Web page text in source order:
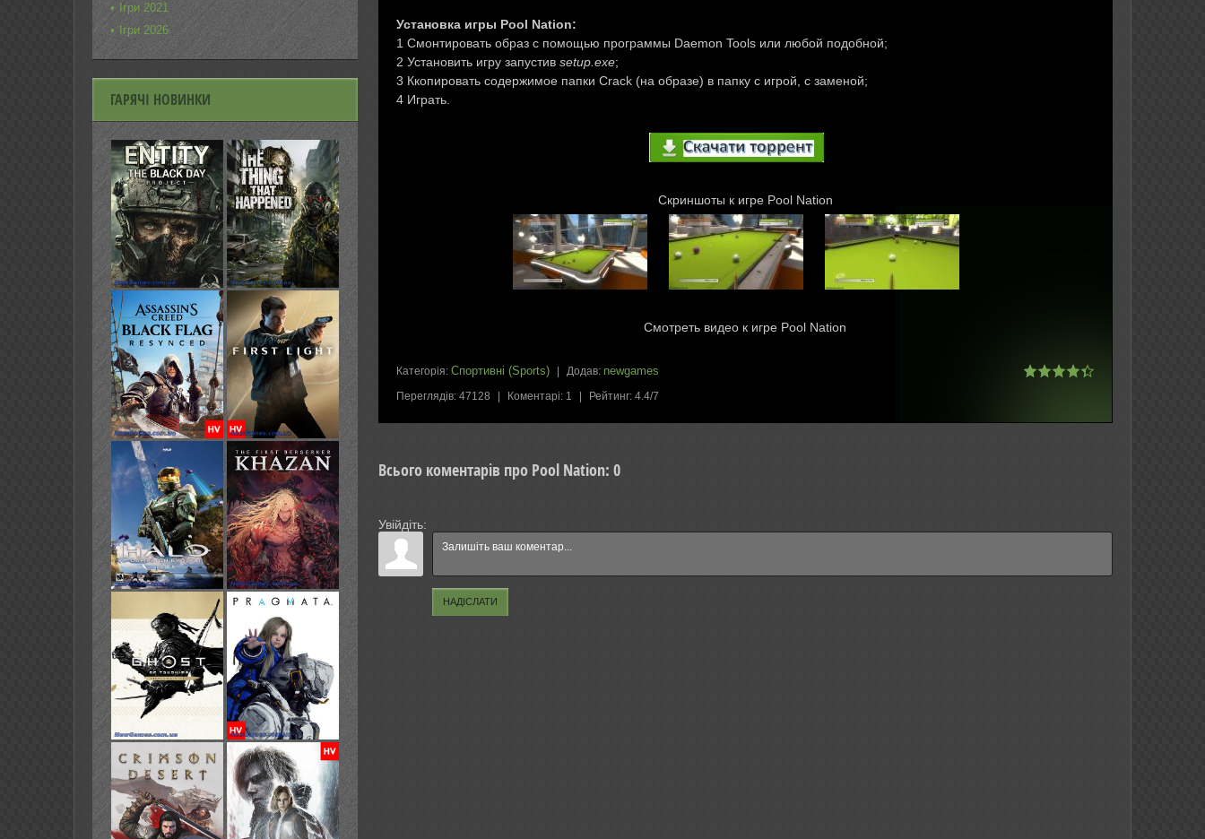
Установка игры Pool Nation:
1 Смонтировать образ с помощью программы Daemon Tools или любой подобной;
2 Установить игру запустив setup.exe;
3 Ккопировать содержимое папки Crack (на образе) в папку с игрой, с заменой;
4 Играть.
Скриншоты к игре Pool Nation
Смотреть видео к игре Pool Nation
Категорія: Спортивні (Sports) Додав: newgames
Переглядів: 47128 Коментарі: 1 Рейтинг: 4.4/7
Всього коментарів про Pool Nation: 0
Увійдіть:
НАДІСЛАТИ
Ігри 2021
Ігри 2026
ГАРЯЧІ НОВИНКИ